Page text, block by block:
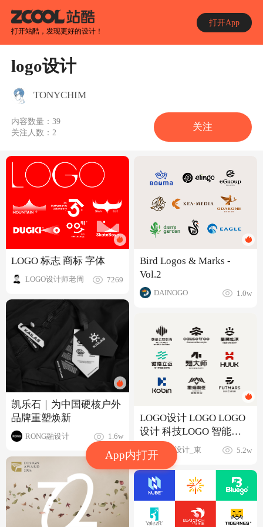
打开站酷，发现更好的设计！
打开App
App内打开
logo设计
TONYCHIM
内容数量：39
关注人数： 2
关注
LOGO 标志 商标 字体
LOGO设计师老周 7269
凯乐石｜为中国硬核户外
品牌重塑焕新
RONG融设计 1.6w
Bird Logos & Marks -
Vol.2
DAINOGO 1.0w
LOGO设计 LOGO LOGO
设计 科技LOGO 智能
LOGO 简约LOGO
LOGO设计_東 5.2w